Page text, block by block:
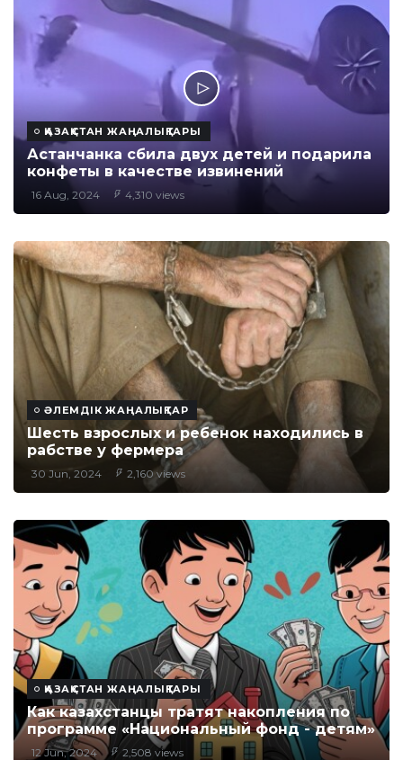
ҚАЗАҚСТАН ЖАҢАЛЫҚТАРЫ
Астанчанка сбила двух детей и подарила
конфеты в качестве извинений
16 Aug, 2024 4,310 views
ӘЛЕМДІК ЖАҢАЛЫҚТАР
Шесть взрослых и ребенок находились в
рабстве у фермера
30 Jun, 2024 2,160 views
ҚАЗАҚСТАН ЖАҢАЛЫҚТАРЫ
Как казахстанцы тратят накопления по
программе «Национальный фонд - детям»
12 Jun, 2024 2,508 views